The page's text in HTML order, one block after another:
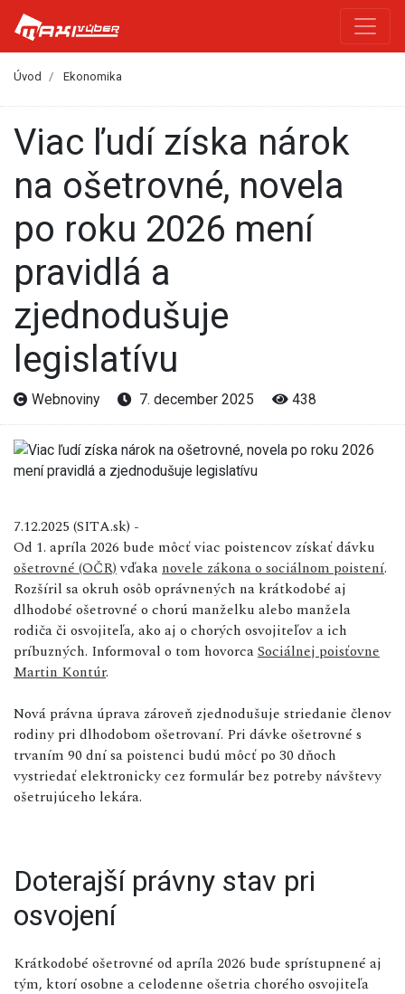
Úvod Ekonomika
Viac ľudí získa nárok
na ošetrovné, novela
po roku 2026 mení
pravidlá a
zjednodušuje
legislatívu
Webnoviny 7. december 2025 438
7.12.2025 (SITA.sk) -
Od 1. apríla 2026 bude môcť viac poistencov získať dávku
ošetrovné (OČR)vďaka novele zákona o sociálnom poistení.
Rozšíril sa okruh osôb oprávnených na krátkodobé aj
dlhodobé ošetrovné o chorú manželku alebo manžela
rodiča či osvojiteľa, ako aj o chorých osvojiteľov a ich
príbuzných. Informoval o tom hovorcaSociálnej poisťovne
Martin Kontúr.
Nová právna úprava zároveň zjednodušuje striedanie členov
rodiny pri dlhodobom ošetrovaní. Pri dávke ošetrovné s
trvaním 90 dní sa poistenci budú môcť po 30 dňoch
vystriedať elektronicky cez formulár bez potreby návštevy
ošetrujúceho lekára.
Doterajší právny stav pri
osvojení
Krátkodobé ošetrovné od apríla 2026 bude sprístupnené aj
tým, ktorí osobne a celodenne ošetria chorého osvojiteľa